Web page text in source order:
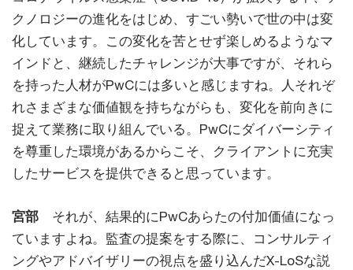
クノロジーの進化をはじめ、すごい勢いで世の中は変
化しています。この変化を苦とせず楽しめるようなマ
インドと、継続したチャレンジが大事ですが、それら
を持った人材がPwCには多いと感じますね。人それぞ
れさまざまな価値観を持ちながらも、変化を前向きに
捉えて業務に取り組んでいる。PwCにダイバーシティ
を尊重した環境があるからこそ、クライアントに充実
したサービスを提供できると思っています。
宮部 それが、結果的にPwCあらたの付加価値になっ
ていますよね。監査の提案をする際に、コンサルティ
ングやアドバイザリーの視点を盛り込んだX-LoSな説